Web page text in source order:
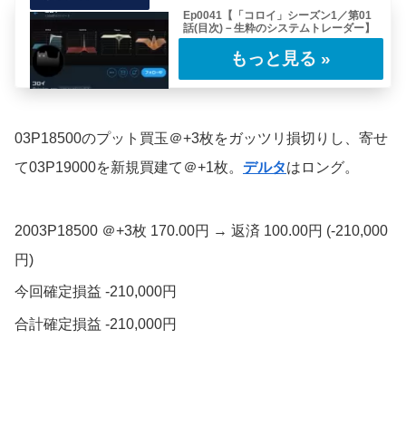
Ep0041【「コロイ」シーズン1／第01
話(目次)－生粋のシステムトレーダー】
レーダーとして現役で活躍する「コロイ」氏に
03P18500のプット買玉＠+3枚をガッツリ損切りし、寄せ
て03P19000を新規買建て＠+1枚。 デルタはロング。
2003P18500 ＠+3枚 170.00円 → 返済 100.00円 (-210,000
円)
今回確定損益 -210,000円
合計確定損益 -210,000円